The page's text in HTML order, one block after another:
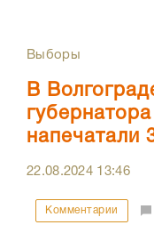
Выборы
В
напечатали
22.08.2024 13:46
Комментарии